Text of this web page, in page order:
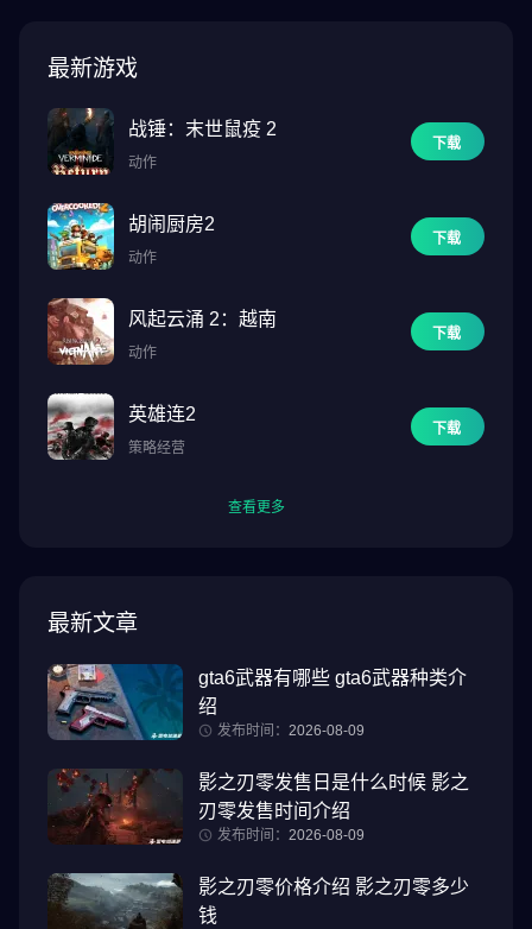
最新游戏
战锤：末世鼠疫 2
动作
下载
胡闹厨房2
动作
下载
风起云涌 2：越南
动作
下载
英雄连2
策略经营
下载
查看更多
最新文章
gta6武器有哪些 gta6武器种类介
绍
发布时间： 2026-08-09
影之刃零发售日是什么时候 影之
刃零发售时间介绍
发布时间： 2026-08-09
影之刃零价格介绍 影之刃零多少
钱